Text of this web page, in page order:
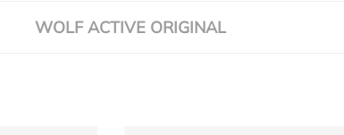
WOLF ACTIVE ORIGINAL